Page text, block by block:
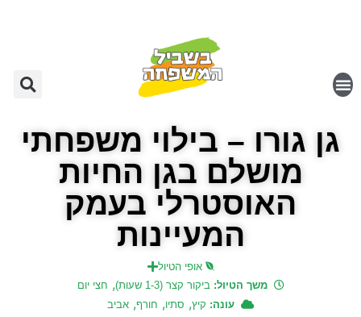
גן גורו – בילוי משפחתי
מושלם בגן החיות
האוסטרלי בעמק
המעיינות
אופי הטיול
משך הטיול:ביקור קצר (1-3 שעות) , חצי יום
עונה: קיץ, סתיו, חורף, אביב